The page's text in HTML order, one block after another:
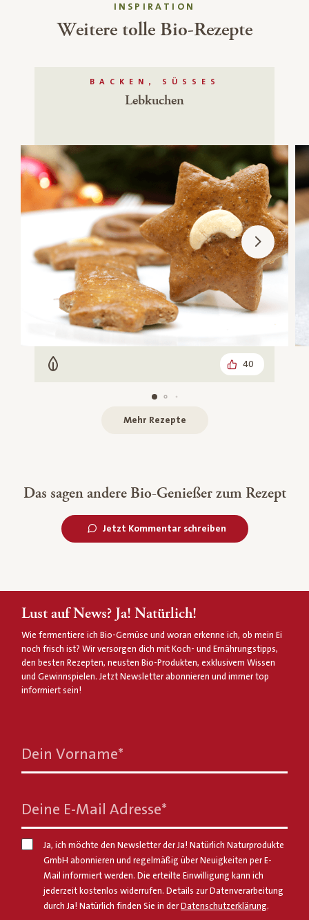
INSPIRATION
Weitere tolle Bio-Rezepte
BACKEN, SÜSSES
Lebkuchen
Vegetarisch 40
Mehr Rezepte
Das sagen andere Bio-Genießer zum Rezept
Jetzt Kommentar schreiben
Lust auf News? Ja! Natürlich!
Wie fermentiere ich Bio-Gemüse und woran erkenne ich, ob mein Ei
noch frisch ist? Wir versorgen dich mit Koch- und Ernährungstipps,
den besten Rezepten, neusten Bio-Produkten, exklusivem Wissen
und Gewinnspielen. Jetzt Newsletter abonnieren und immer top
informiert sein!
Dein Vorname*
Deine E-Mail Adresse*
Ja, ich möchte den Newsletter der Ja! Natürlich Naturprodukte
GmbH abonnieren und regelmäßig über Neuigkeiten per E-
Mail informiert werden. Die erteilte Einwilligung kann ich
jederzeit kostenlos widerrufen. Details zur Datenverarbeitung
durch Ja! Natürlich finden Sie in derDatenschutzerklärung.